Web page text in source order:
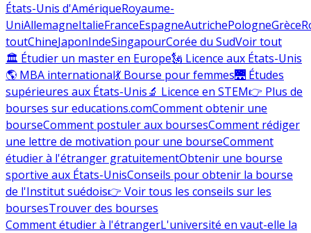
États-Unis d'AmériqueRoyaume-
UniAllemagneItalieFranceEspagneAutrichePologneGrèce
toutChineJaponIndeSingapourCorée du SudVoir tout
🏛 Étudier un master en Europe🗽 Licence aux États-Unis
🌎 MBA international💃 Bourse pour femmes🌉 Études
supérieures aux États-Unis🔬 Licence en STEM👉 Plus de
bourses sur educations.comComment obtenir une
bourseComment postuler aux boursesComment rédiger
une lettre de motivation pour une bourseComment
étudier à l'étranger gratuitementObtenir une bourse
sportive aux États-UnisConseils pour obtenir la bourse
de l'Institut suédois👉 Voir tous les conseils sur les
boursesTrouver des bourses
Comment étudier à l'étrangerL'université en vaut-elle la